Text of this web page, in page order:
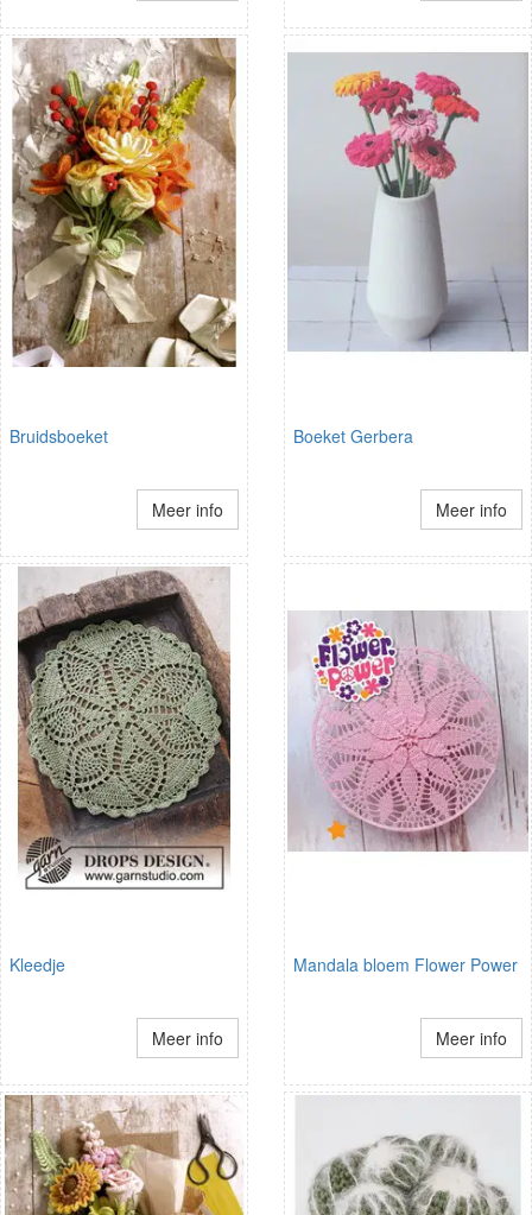
Bruidsboeket
Meer info
Boeket Gerbera
Meer info
Kleedje
Meer info
Mandala bloem Flower Power
Meer info